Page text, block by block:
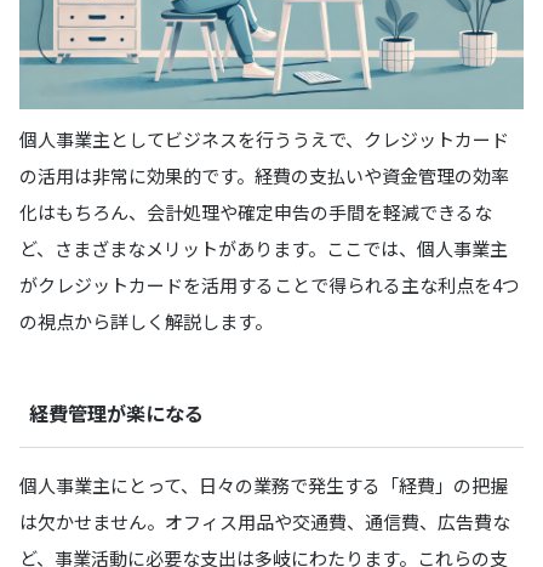
個人事業主としてビジネスを行ううえで、クレジットカード
の活用は非常に効果的です。経費の支払いや資金管理の効率
化はもちろん、会計処理や確定申告の手間を軽減できるな
ど、さまざまなメリットがあります。ここでは、個人事業主
がクレジットカードを活用することで得られる主な利点を4つ
の視点から詳しく解説します。
経費管理が楽になる
個人事業主にとって、日々の業務で発生する「経費」の把握
は欠かせません。オフィス用品や交通費、通信費、広告費な
ど、事業活動に必要な支出は多岐にわたります。これらの支